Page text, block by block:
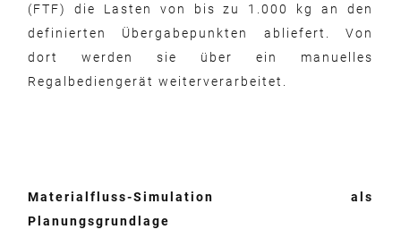
(FTF) die Lasten von bis zu 1.000 kg an den
definierten Übergabepunkten abliefert. Von
dort werden sie über ein manuelles
Regalbediengerät weiterverarbeitet.
Materialfluss-Simulation als
Planungsgrundlage